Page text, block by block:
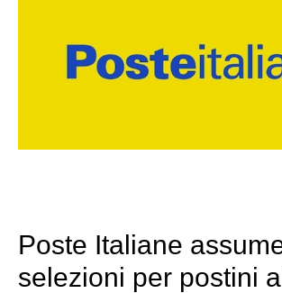
Poste Italiane
selezioni per postini